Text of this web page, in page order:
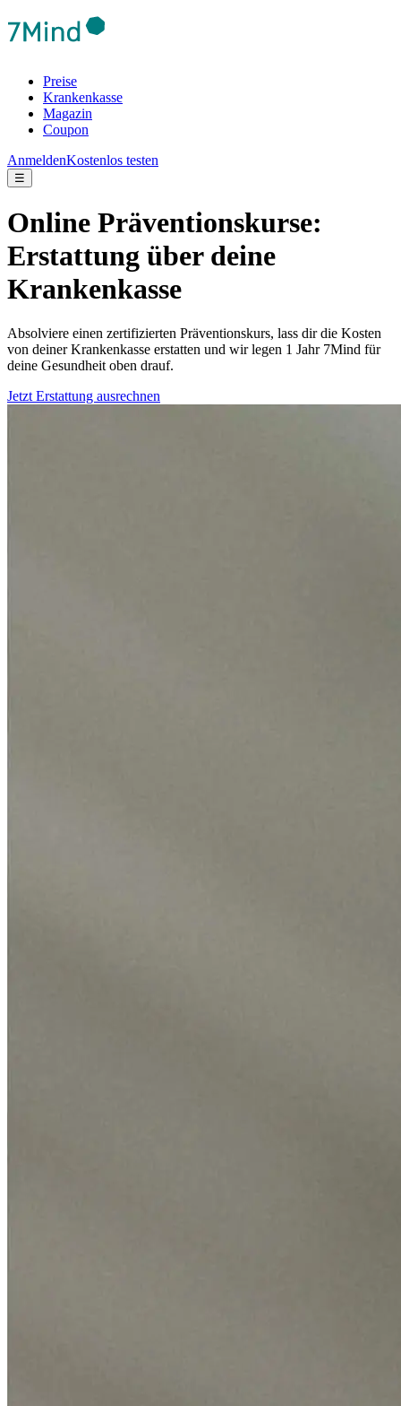
Preise
Krankenkasse
Magazin
Coupon
AnmeldenKostenlos testen
☰
Online Präventionskurse:
Erstattung über deine
Krankenkasse
Absolviere einen zertifizierten Präventionskurs, lass dir die Kosten
von deiner Krankenkasse erstatten und wir legen 1 Jahr 7Mind für
deine Gesundheit oben drauf.
Jetzt Erstattung ausrechnen